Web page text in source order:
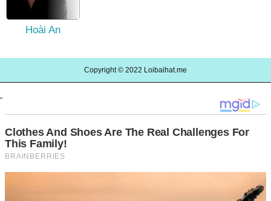
Hoài An
Copyright © 2022 Loibaihat.me